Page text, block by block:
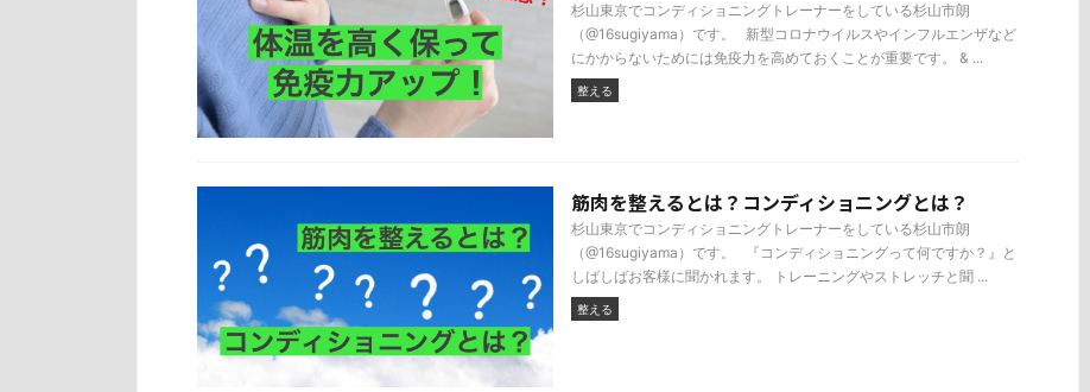
杉山東京でコンディショニングトレーナーをしている杉山市朗
（@16sugiyama）です。 新型コロナウイルスやインフルエンザなど
にかからないためには免疫力を高めておくことが重要です。 & ...
整える
筋肉を整えるとは？コンディショニングとは？
杉山東京でコンディショニングトレーナーをしている杉山市朗
（@16sugiyama）です。 『コンディショニングって何ですか？』と
しばしばお客様に聞かれます。 トレーニングやストレッチと聞 ...
整える